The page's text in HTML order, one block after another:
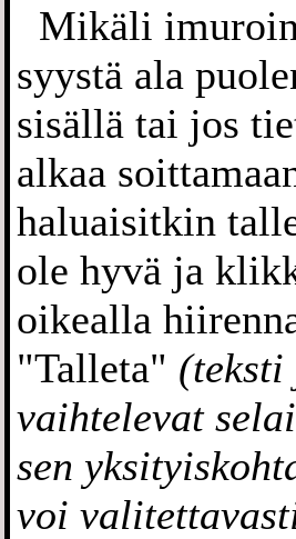
Mikäli
syystä ala
sisällä tai jos
alkaa
haluaisitkin
ole hyvä ja
oikealla
"Talleta"
vaihtelevat
sen
voi